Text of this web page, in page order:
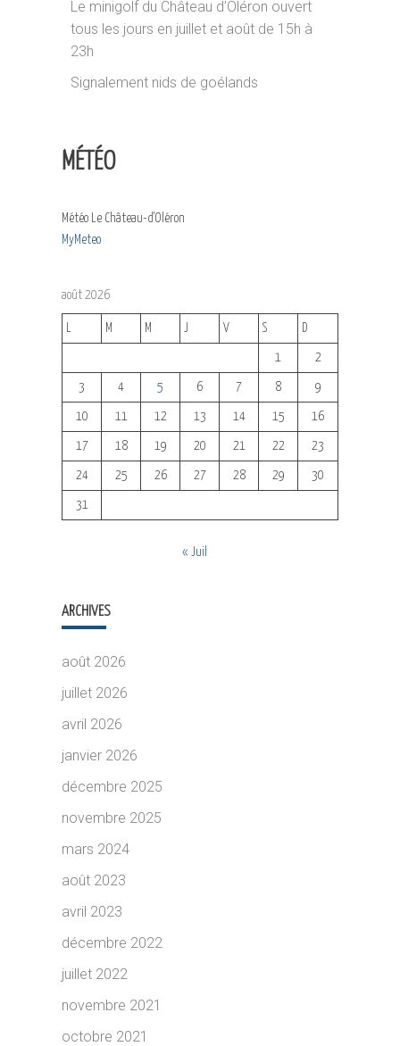
Le minigolf du Château d’Oléron ouvert
tous les jours en juillet et août de 15h à
23h
Signalement nids de goélands
MÉTÉO
Météo Le Château-d'Oléron
MyMeteo
août 2026
L M M J V S D
1 2
3 4 5 6 7 8 9
10 11 12 13 14 15 16
17 18 19 20 21 22 23
24 25 26 27 28 29 30
31
« Juil
ARCHIVES
août 2026
juillet 2026
avril 2026
janvier 2026
décembre 2025
novembre 2025
mars 2024
août 2023
avril 2023
décembre 2022
juillet 2022
novembre 2021
octobre 2021